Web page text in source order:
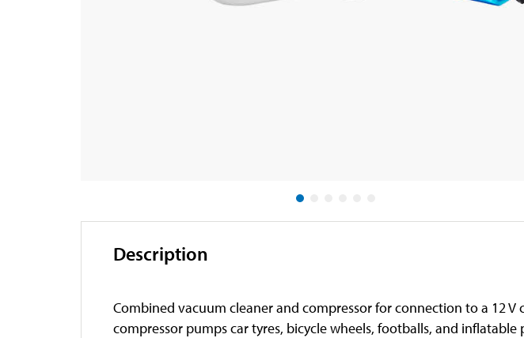
Description
Combined vacuum cleaner and compressor for connection to a 12
compressor pumps car tyres, bicycle wheels, footballs, and